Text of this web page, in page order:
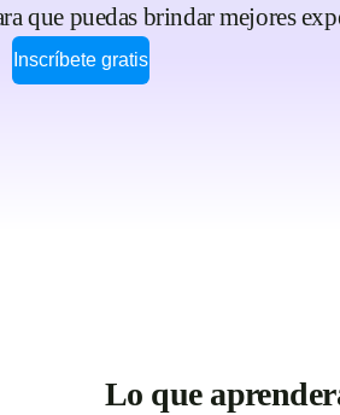
que puedas brindar mejores
Inscríbete gratis
Lo que